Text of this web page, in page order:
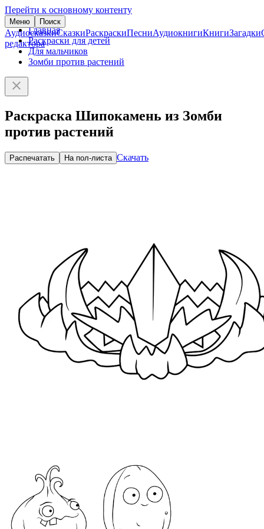
Перейти к основному контенту
Меню Поиск
АудиосказкиСказкиРаскраскиПесниАудиокнигиКнигиЗагадки
редактора
Главная
Раскраски для детей
Для мальчиков
Зомби против растений
Раскраска Шипокамень из Зомби
против растений
Распечатать На пол-листа Скачать